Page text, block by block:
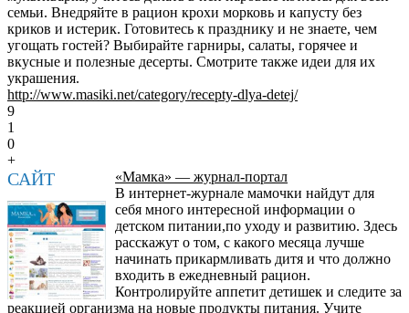
семьи. Внедряйте в рацион крохи морковь и капусту без
криков и истерик. Готовитесь к празднику и не знаете, чем
угощать гостей? Выбирайте гарниры, салаты, горячее и
вкусные и полезные десерты. Смотрите также идеи для их
украшения.
http://www.masiki.net/category/recepty-dlya-detej/
9
1
0
+
САЙТ
«Мамка» — журнал-портал
В интернет-журнале мамочки найдут для
себя много интересной информации о
детском питании,по уходу и развитию. Здесь
расскажут о том, с какого месяца лучше
начинать прикармливать дитя и что должно
входить в ежедневный рацион.
Контролируйте аппетит детишек и следите за
реакцией организма на новые продукты питания. Учите